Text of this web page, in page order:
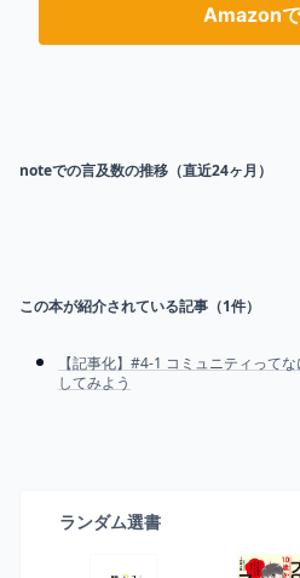
Amazonで
noteでの言及数の推移（直近24ヶ月）
この本が紹介されている記事（1件）
【記事化】#4-1 コミュニティって
してみよう
ランダム選書